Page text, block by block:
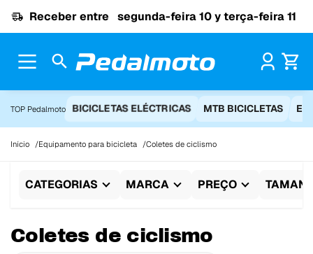
Receber entre segunda-feira 10 y terça-feira 11
TOP Pedalmoto BICICLETAS ELÉCTRICAS MTB BICICLETAS
Início Equipamento para bicicleta Coletes de ciclismo
CATEGORIAS MARCA PREÇO
Coletes de ciclismo